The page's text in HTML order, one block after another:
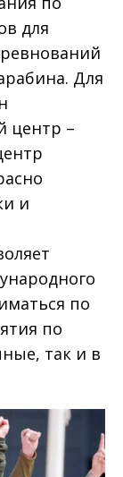
для
Для
центр –
и
по
по
так и в